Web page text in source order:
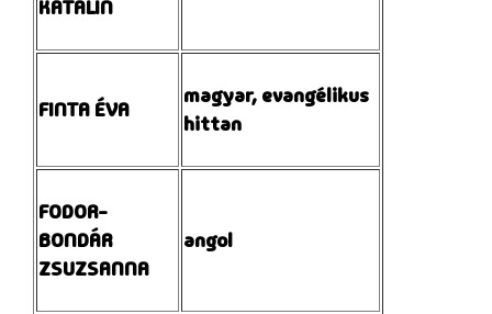
KATALIN
FINTA ÉVA
magyar, evangélikus
hittan
FODOR-
BONDÁR
ZSUZSANNA
angol